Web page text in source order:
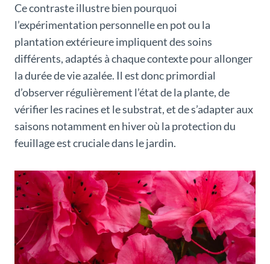
Ce contraste illustre bien pourquoi
l’expérimentation personnelle en pot ou la
plantation extérieure impliquent des soins
différents, adaptés à chaque contexte pour allonger
la durée de vie azalée. Il est donc primordial
d’observer régulièrement l’état de la plante, de
vérifier les racines et le substrat, et de s’adapter aux
saisons notamment en hiver où la protection du
feuillage est cruciale dans le jardin.